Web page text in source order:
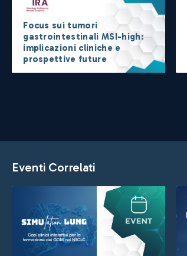
Focus sui tumori
gastrointestinali MSI-high:
implicazioni cliniche e
prospettive future
Eventi Correlati